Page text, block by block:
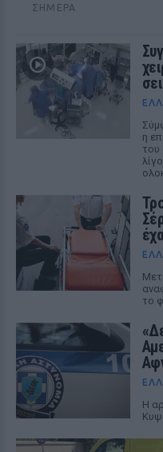
ΣΉΜΕΡΑ
η
του
το
Η